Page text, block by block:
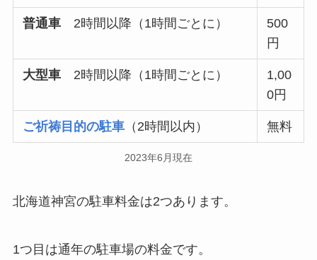
普通車 2時間以降（1時間ごとに）
500
円
大型車 2時間以降（1時間ごとに）
1,00
0円
ご祈祷目的の駐車 （2時間以内） 無料
2023年6月現在
北海道神宮の駐車料金は2つあります。
1つ目は通年の駐車場の料金です。